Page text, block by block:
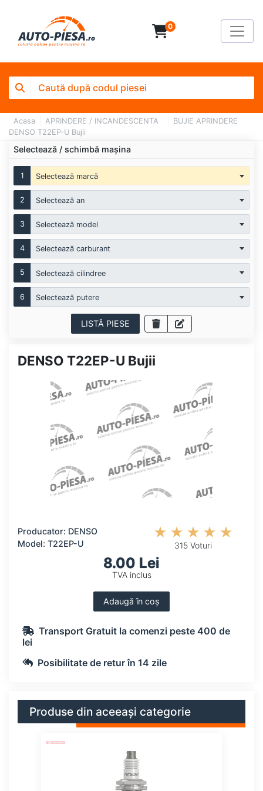
0
Acasa APRINDERE / INCANDESCENTA
BUJIE APRINDERE
DENSO T22EP-U Bujii
Selectează / schimbă mașina
1 Selectează marcă
2 Selectează an
3 Selectează model
4 Selectează carburant
5 Selectează cilindree
6 Selectează putere
LISTĂ PIESE
DENSO T22EP-U Bujii
Producator: DENSO
Model: T22EP-U
315 Voturi
8.00 Lei
TVA inclus
Adaugă în coș
Transport Gratuit la comenzi peste 400 de
lei
Posibilitate de retur în 14 zile
Produse din aceeași categorie